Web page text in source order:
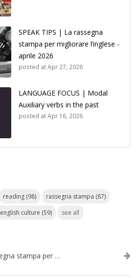
SPEAK TIPS | La rassegna
stampa per migliorare l’inglese -
aprile 2026
posted atApr 27, 2026
LANGUAGE FOCUS | Modal
Auxiliary verbs in the past
posted atApr 16, 2026
reading (98) rassegna stampa (87)
english culture (59) see all
SPEAK TIPS | La rassegna stampa per migliorare l’inglese - luglio 2026